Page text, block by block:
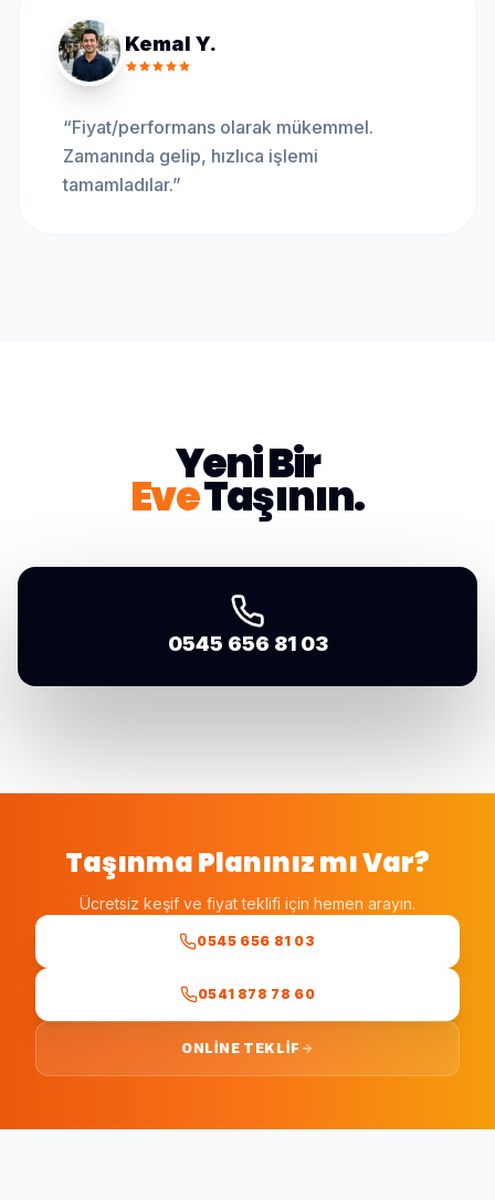
Kemal Y.
“Fiyat/performans olarak mükemmel.
Zamanında gelip, hızlıca işlemi
tamamladılar.”
Yeni Bir
EveTaşının.
0545 656 81 03
Taşınma Planınız mı Var?
Ücretsiz keşif ve fiyat teklifi için hemen arayın.
0545 656 81 03
0541 878 78 60
ONLINE TEKLIF